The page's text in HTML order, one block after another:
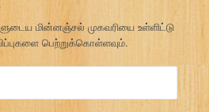
மின்னஞ்சல் முகவரியை உள்ளிட்டு
பெற்றுக்கொள்ளவும்.